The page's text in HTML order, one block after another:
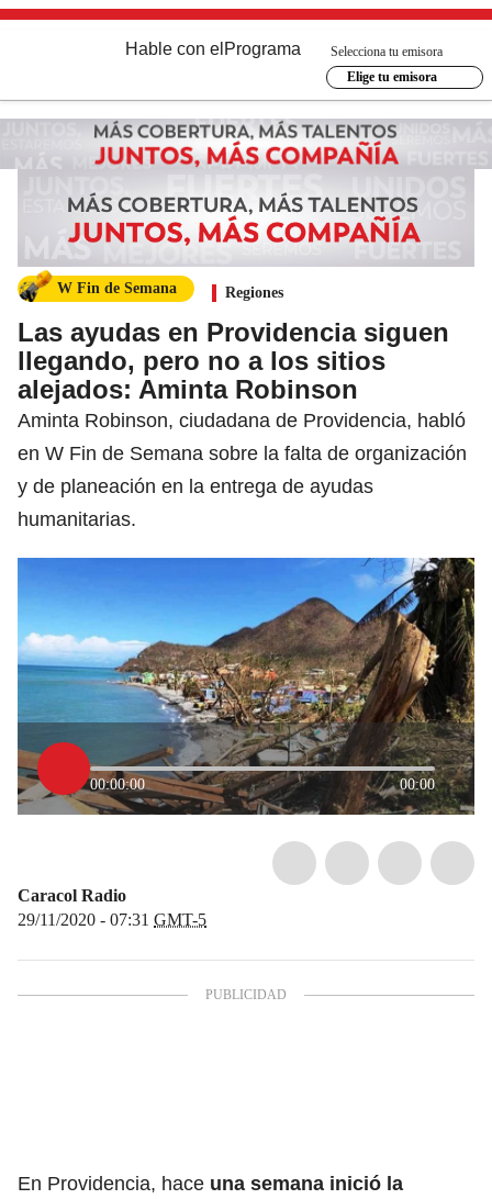
Hable con el Programa
Selecciona tu emisora
Elige tu emisora
W Fin de Semana Regiones
Las ayudas en Providencia siguen
llegando, pero no a los sitios
alejados: Aminta Robinson
Aminta Robinson, ciudadana de Providencia, habló
en W Fin de Semana sobre la falta de organización
y de planeación en la entrega de ayudas
humanitarias.
00:00:00 00:00
Caracol Radio
29/11/2020 - 07:31 GMT-5
En Providencia, hace una semana inició la